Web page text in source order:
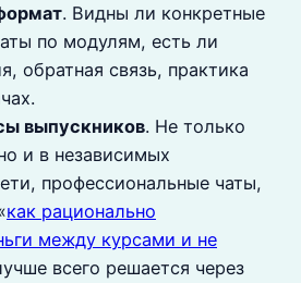
. Видны ли конкретные
по модулям, есть ли
обратная связь, практика
выпускников. Не только
и в независимых
профессиональные чаты,
как рационально
между курсами и не
всего решается через